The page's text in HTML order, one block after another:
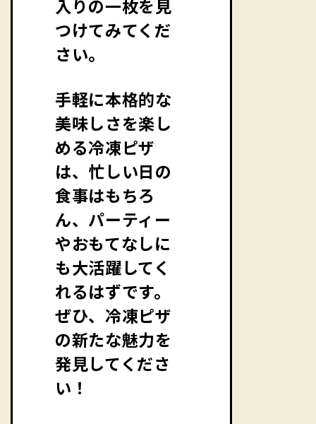
入りの一枚を見
つけてみてくだ
さい。
手軽に本格的な
美味しさを楽し
める冷凍ピザ
は、忙しい日の
食事はもちろ
ん、パーティー
やおもてなしに
も大活躍してく
れるはずです。
ぜひ、冷凍ピザ
の新たな魅力を
発見してくださ
い！